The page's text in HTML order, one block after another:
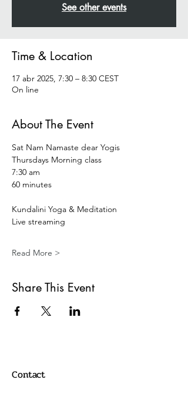
See other events
Time & Location
17 abr 2025, 7:30 – 8:30 CEST
On line
About The Event
Sat Nam Namaste dear Yogis
Thursdays Morning class
7:30 am
60 minutes
Kundalini Yoga & Meditation
Live streaming
Read More >
Share This Event
Contact